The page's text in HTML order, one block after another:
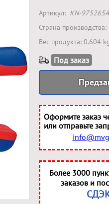
Артикул: KN-975265A
Страна производства:
Вес продукта: 0.604
Под заказ
Оформите заказ
или отправьте
Более 3000
заказов и